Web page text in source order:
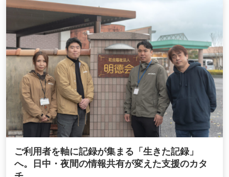
ご利用者を軸に記録が集まる「生きた記録」
へ。日中・夜間の情報共有が変えた支援のカタ